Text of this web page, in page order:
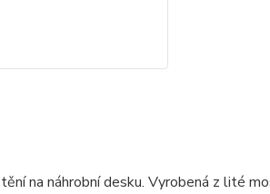
na náhrobní desku. Vyrobená z lité